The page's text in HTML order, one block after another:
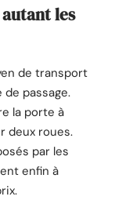
les
de transport
passage.
la porte à
deux roues.
par les
enfin à